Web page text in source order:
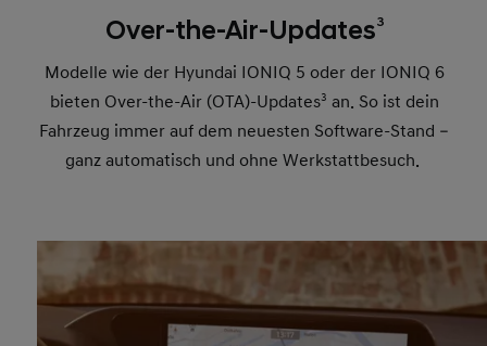
Over-the-Air-Updates3
Modelle wie der Hyundai IONIQ 5 oder der IONIQ 6
bieten Over-the-Air (OTA)-Updates3 an. So ist dein
Fahrzeug immer auf dem neuesten Software-Stand –
ganz automatisch und ohne Werkstattbesuch.